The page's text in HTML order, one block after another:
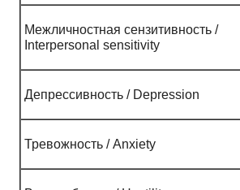
Межличностная сензитивность /
Interpersonal sensitivity
Депрессивность / Depression
Тревожность / Anxiety